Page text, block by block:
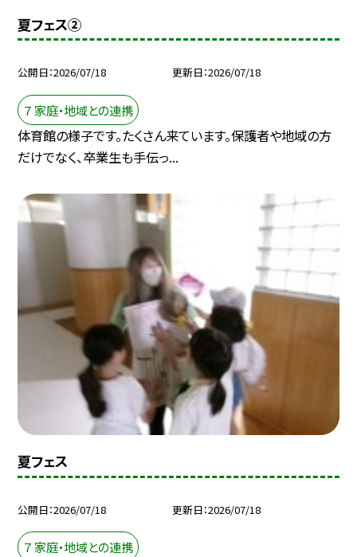
夏フェス②
公開日 2026/07/18 更新日 2026/07/18
７ 家庭・地域との連携
体育館の様子です。たくさん来ています。保護者や地域の方
だけでなく、卒業生も手伝っ...
夏フェス
公開日 2026/07/18 更新日 2026/07/18
７ 家庭・地域との連携